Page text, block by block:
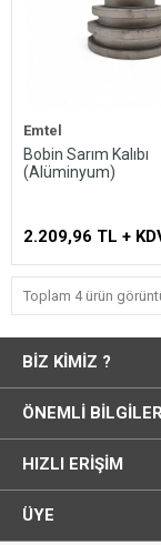
Emtel
Bobin Sarım Kalıbı
(Alüminyum)
2.209,96 TL +
Toplam 4 ürün
BIZ KIMIZ ?
ÖNEMLI BILGILER
HIZLI ERIŞIM
ÜYE